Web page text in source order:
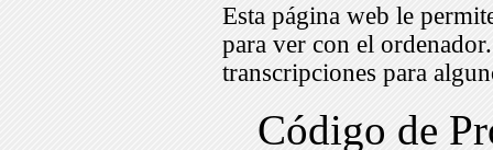
Esta página web le
para ver con el
transcripciones para
Código de